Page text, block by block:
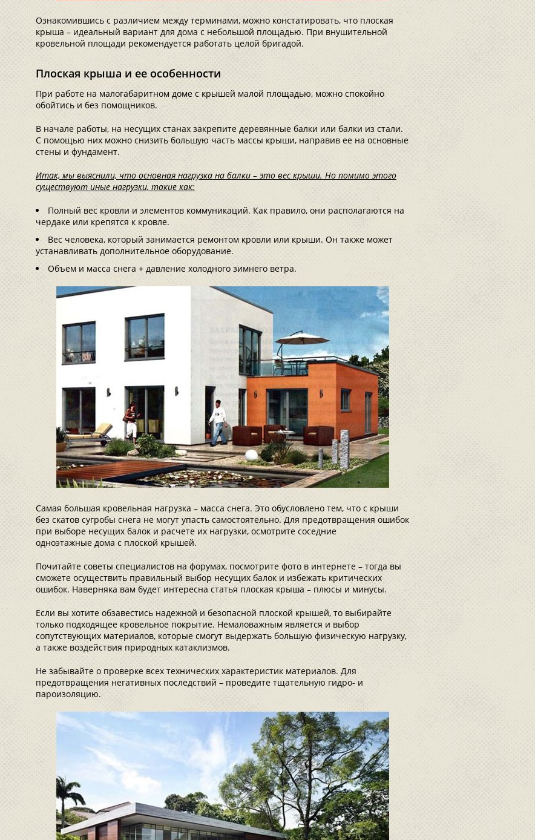
Ознакомившись с различием между терминами, можно констатировать, что плоская
крыша – идеальный вариант для дома с небольшой площадью. При внушительной
кровельной площади рекомендуется работать целой бригадой.
Плоская крыша и ее особенности
При работе на малогабаритном доме с крышей малой площадью, можно спокойно
обойтись и без помощников.
В начале работы, на несущих станах закрепите деревянные балки или балки из стали.
С помощью них можно снизить большую часть массы крыши, направив ее на основные
стены и фундамент.
Итак, мы выяснили, что основная нагрузка на балки – это вес крыши. Но помимо этого
существуют иные нагрузки, такие как:
Полный вес кровли и элементов коммуникаций. Как правило, они располагаются на
чердаке или крепятся к кровле.
Вес человека, который занимается ремонтом кровли или крыши. Он также может
устанавливать дополнительное оборудование.
Объем и масса снега + давление холодного зимнего ветра.
Самая большая кровельная нагрузка – масса снега. Это обусловлено тем, что с крыши
без скатов сугробы снега не могут упасть самостоятельно. Для предотвращения ошибок
при выборе несущих балок и расчете их нагрузки, осмотрите соседние
одноэтажные дома с плоской крышей.
Почитайте советы специалистов на форумах, посмотрите фото в интернете – тогда вы
сможете осуществить правильный выбор несущих балок и избежать критических
ошибок. Наверняка вам будет интересна статья плоская крыша – плюсы и минусы.
Если вы хотите обзавестись надежной и безопасной плоской крышей, то выбирайте
только подходящее кровельное покрытие. Немаловажным является и выбор
сопутствующих материалов, которые смогут выдержать большую физическую нагрузку,
а также воздействия природных катаклизмов.
Не забывайте о проверке всех технических характеристик материалов. Для
предотвращения негативных последствий – проведите тщательную гидро- и
пароизоляцию.